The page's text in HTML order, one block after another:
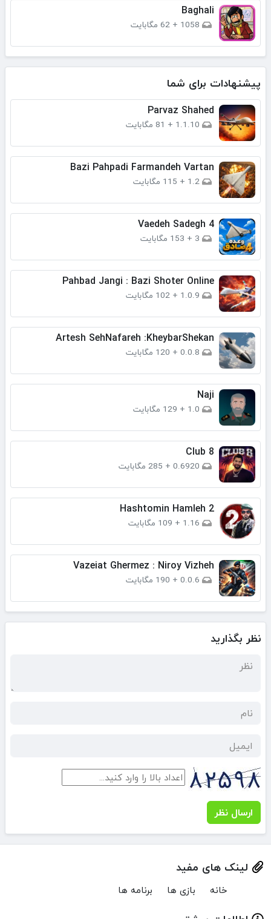
Baghali
1058
+ 62 مگابایت
پیشنهادات برای شما
Parvaz Shahed
1.1.10
+ 81 مگابایت
Bazi Pahpadi Farmandeh Vartan
1.2
+ 115 مگابایت
Vaedeh Sadegh 4
3
+ 153 مگابایت
Pahbad Jangi : Bazi Shoter Online
1.0.9
+ 102 مگابایت
Artesh SehNafareh :KheybarShekan
0.0.8
+ 120 مگابایت
Naji
1.0
+ 129 مگابایت
Club 8
0.6920
+ 285 مگابایت
Hashtomin Hamleh 2
1.16
+ 109 مگابایت
Vazeiat Ghermez : Niroy Vizheh
0.0.6
+ 190 مگابایت
نظر بگذارید
ارسال نظر
لینک های مفید
خانه بازی ها برنامه ها